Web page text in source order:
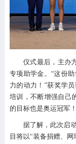
仪式最后，主办
专项助学金。“这份
力的动力！”获奖学
培训，不断增强自己
的目标也是奥运冠军
据了解，此次启
目将以“装备捐赠、